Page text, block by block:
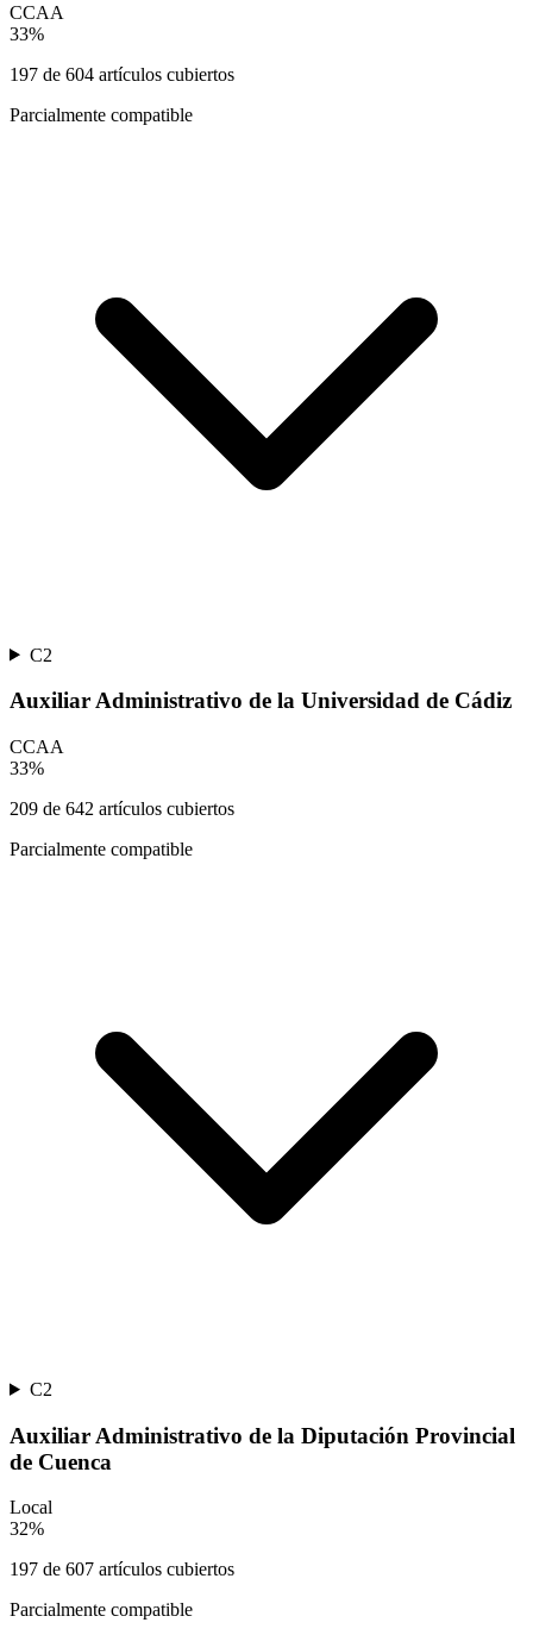
CCAA
33%
197 de 604 artículos cubiertos
Parcialmente compatible
C2
Auxiliar Administrativo de la Universidad de Cádiz
CCAA
33%
209 de 642 artículos cubiertos
Parcialmente compatible
C2
Auxiliar Administrativo de la Diputación Provincial
de Cuenca
Local
32%
197 de 607 artículos cubiertos
Parcialmente compatible